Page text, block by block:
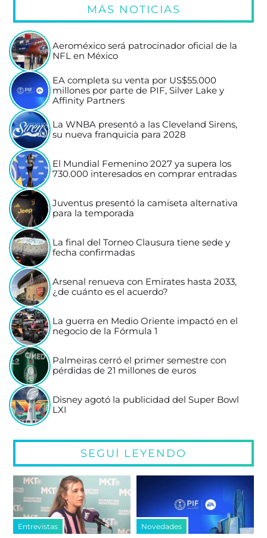
MÁS NOTICIAS
Aeroméxico será patrocinador oficial de la
NFL en México
EA completa su venta por US$55.000
millones por parte de PIF, Silver Lake y
Affinity Partners
La WNBA presentó a las Cleveland Sirens,
su nueva franquicia para 2028
El Mundial Femenino 2027 ya supera los
730.000 interesados en comprar entradas
Juventus presentó la camiseta alternativa
para la temporada
La final del Torneo Clausura tiene sede y
fecha confirmadas
Arsenal renueva con Emirates hasta 2033,
¿de cuánto es el acuerdo?
La guerra en Medio Oriente impactó en el
negocio de la Fórmula 1
Palmeiras cerró el primer semestre con
pérdidas de 21 millones de euros
Disney agotó la publicidad del Super Bowl
LXI
SEGUÍ LEYENDO
Entrevistas Novedades